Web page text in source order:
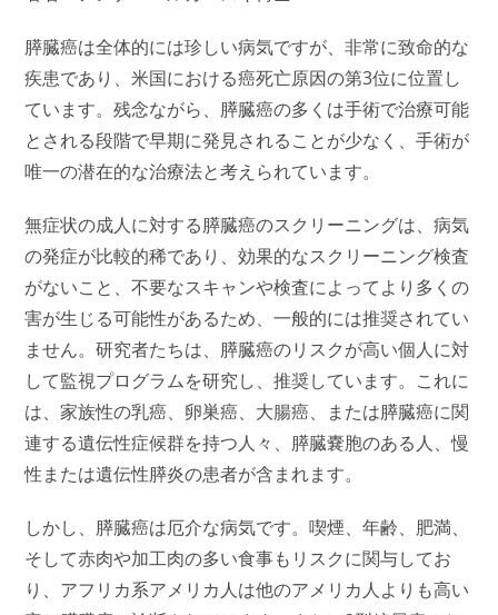
膵臓癌は全体的には珍しい病気ですが、非常に致命的な
疾患であり、米国における癌死亡原因の第3位に位置し
ています。残念ながら、膵臓癌の多くは手術で治療可能
とされる段階で早期に発見されることが少なく、手術が
唯一の潜在的な治療法と考えられています。
無症状の成人に対する膵臓癌のスクリーニングは、病気
の発症が比較的稀であり、効果的なスクリーニング検査
がないこと、不要なスキャンや検査によってより多くの
害が生じる可能性があるため、一般的には推奨されてい
ません。研究者たちは、膵臓癌のリスクが高い個人に対
して監視プログラムを研究し、推奨しています。これに
は、家族性の乳癌、卵巣癌、大腸癌、または膵臓癌に関
連する遺伝性症候群を持つ人々、膵臓嚢胞のある人、慢
性または遺伝性膵炎の患者が含まれます。
しかし、膵臓癌は厄介な病気です。喫煙、年齢、肥満、
そして赤肉や加工肉の多い食事もリスクに関与してお
り、アフリカ系アメリカ人は他のアメリカ人よりも高い